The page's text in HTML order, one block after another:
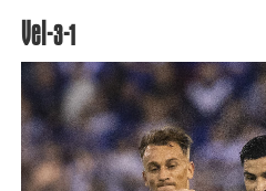
Vel-3-1